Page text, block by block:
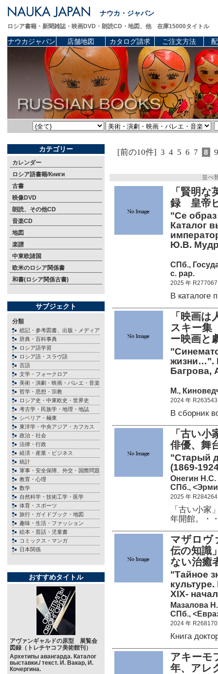
ナウカ・ジャパン
ロシア書籍・新聞雑誌・映画DVD・朗読CD・地図、他 在庫15000タイトル
ナウカジャパン 店舗地図 カタログ請求 ご注文方法
カテゴリー
カレンダー
ロシア語書籍/Книги
古書
映像DVD
朗読、その他CD
音楽CD
地図
楽譜
中東欧諸国
欧米のロシア関係書
和書(ロシア関係古書)
サブジェクト
分類
総記・参考図書、出版・メディア
辞典・百科事典
ロシア語学習
ロシア語・スラヴ語
言語
文学・フォークロア
美術・演劇・映画・バレエ・音楽
哲学・思想・宗教
ロシア史・中東欧史・世界史
考古学・民族学・地理・地誌
シベリア・極東
東洋学・中央アジア・カフカス
政治・社会
法律・行政
経済・産業・ビジネス
統計
軍事・安全保障、外交・国際問題
教育・心理
数学
自然科学・技術工学・医学
体育・スポーツ
旅行・ガイドブック・地図
趣味・生活・ファッション
絵本・昔話・児童書
コミックス・マンガ
日本関係
おすすめタイトル
アヴァンギャルドの原型 展覧会
図録（トレチヤコフ美術館刊）
Архетипы авангарда. Каталог
выставки./ текст. И. Вакар, И.
Кочергина.
[前の10件] 3 4 5 6 7 8 9
並べ
「賢明
録 皇帝
"Се
Каталог
Ю.В.
СПб.,
c. pap.
2025 年 R277067
В каталоге
「映画
スキー集
ー映画と
жизни…".
Багрова,
М.,
2024 年 R263543
В сборник
「古い
俳優、舞
"Старый
(1869-
Онегин Н.С.
СПб.,
2025 年 R284264
「古い小家
年開館。・
マザロヴ
伝の知識
ない治癒
"Тайное
XIX-
Мазалова
СПб.,
2024 年 R268170
Книга
アキーモ
年、アレ